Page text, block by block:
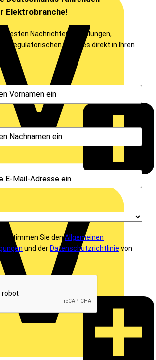
GmbH
Elektrobranche!
Nachrichten, Schulungen,
regulatorischen Updates direkt in Ihren
stimmen Sie denAllgemeinen
und der Datenschutzrichtlinie von